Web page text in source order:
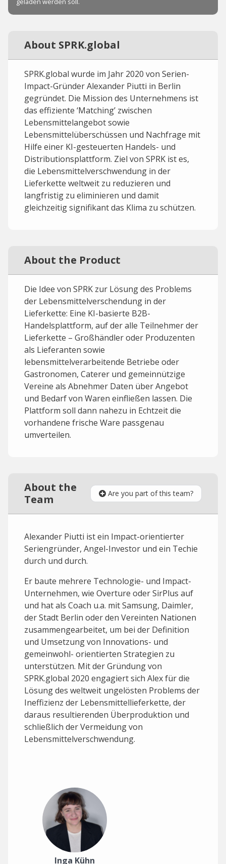
About SPRK.global
SPRK.global wurde im Jahr 2020 von Serien-
Impact-Gründer Alexander Piutti in Berlin
gegründet. Die Mission des Unternehmens ist
das effiziente ‘Matching’ zwischen
Lebensmittelangebot sowie
Lebensmittelüberschüssen und Nachfrage mit
Hilfe einer KI-gesteuerten Handels- und
Distributionsplattform. Ziel von SPRK ist es,
die Lebensmittelverschwendung in der
Lieferkette weltweit zu reduzieren und
langfristig zu eliminieren und damit
gleichzeitig signifikant das Klima zu schützen.
About the Product
Die Idee von SPRK zur Lösung des Problems
der Lebensmittelverschendung in der
Lieferkette: Eine KI-basierte B2B-
Handelsplattform, auf der alle Teilnehmer der
Lieferkette – Großhändler oder Produzenten
als Lieferanten sowie
lebensmittelverarbeitende Betriebe oder
Gastronomen, Caterer und gemeinnützige
Vereine als Abnehmer Daten über Angebot
und Bedarf von Waren einfließen lassen. Die
Plattform soll dann nahezu in Echtzeit die
vorhandene frische Ware passgenau
umverteilen.
About the
Team
Are you part of this team?
Alexander Piutti ist ein Impact-orientierter
Seriengründer, Angel-Investor und ein Techie
durch und durch.
Er baute mehrere Technologie- und Impact-
Unternehmen, wie Overture oder SirPlus auf
und hat als Coach u.a. mit Samsung, Daimler,
der Stadt Berlin oder den Vereinten Nationen
zusammengearbeitet, um bei der Definition
und Umsetzung von Innovations- und
gemeinwohl- orientierten Strategien zu
unterstützen. Mit der Gründung von
SPRK.global 2020 engagiert sich Alex für die
Lösung des weltweit ungelösten Problems der
Ineffizienz der Lebensmittellieferkette, der
daraus resultierenden Überproduktion und
schließlich der Vermeidung von
Lebensmittelverschwendung.
Inga Kühn